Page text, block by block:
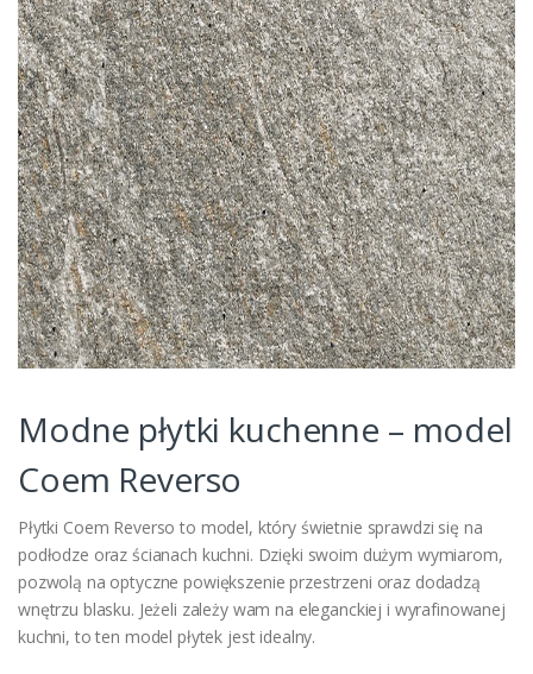
Modne płytki kuchenne – model
Coem Reverso
Płytki Coem Reverso to model, który świetnie sprawdzi się na
podłodze oraz ścianach kuchni. Dzięki swoim dużym wymiarom,
pozwolą na optyczne powiększenie przestrzeni oraz dodadzą
wnętrzu blasku. Jeżeli zależy wam na eleganckiej i wyrafinowanej
kuchni, to ten model płytek jest idealny.